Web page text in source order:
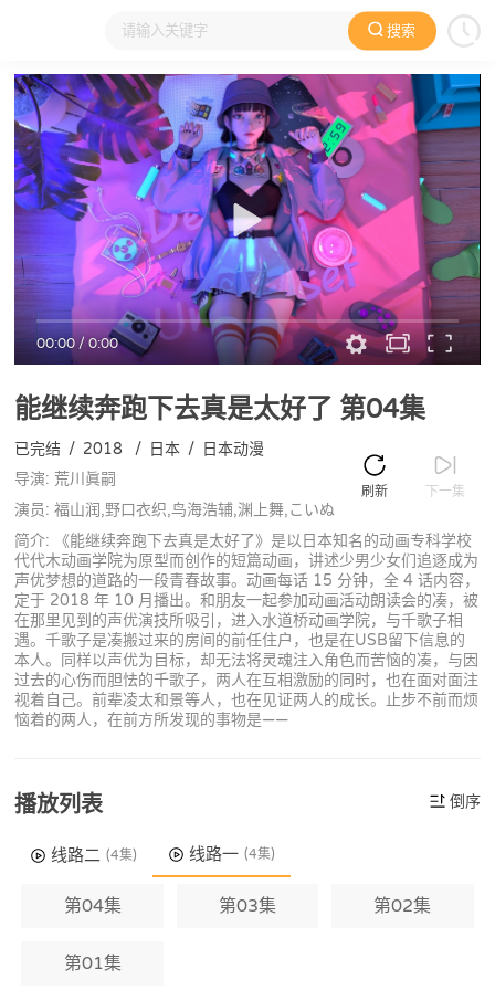
搜索
大家在看 日本动漫 国产动漫 欧美动漫 动漫电影
00:00/0:00
能继续奔跑下去真是太好了 第04集
下一集
刷新
已完结 / 2018 / 日本 / 日本动漫
导演: 荒川眞嗣
演员: 福山润,野口衣织,鸟海浩辅,渊上舞,こいぬ
简介: 《能继续奔跑下去真是太好了》是以日本知名的动画专科学校
代代木动画学院为原型而创作的短篇动画，讲述少男少女们追逐成为
声优梦想的道路的一段青春故事。动画每话 15 分钟，全 4 话内容，
定于 2018 年 10 月播出。和朋友一起参加动画活动朗读会的凑，被
在那里见到的声优演技所吸引，进入水道桥动画学院，与千歌子相
遇。千歌子是凑搬过来的房间的前任住户，也是在USB留下信息的
本人。同样以声优为目标，却无法将灵魂注入角色而苦恼的凑，与因
过去的心伤而胆怯的千歌子，两人在互相激励的同时，也在面对面注
视着自己。前辈凌太和景等人，也在见证两人的成长。止步不前而烦
恼着的两人，在前方所发现的事物是——
播放列表 倒序
线路二 (4集) 线路一 (4集)
第04集 第03集 第02集
第01集